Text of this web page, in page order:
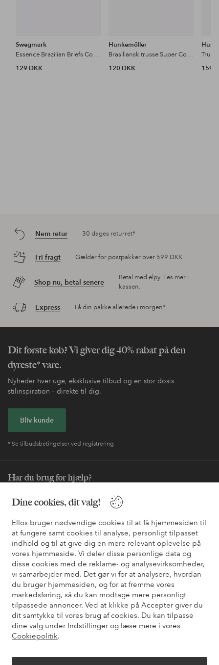
Dine cookies, dit valg!
Ellos bruger nødvendige cookies til at få hjemmesiden til
at fungere samt cookies til analyse, personligt tilpasset
indhold og til at give dig en mere relevant oplevelse på
vores hjemmeside. Vi deler disse personlige data og
disse cookies med de reklame- og analysevirksomheder,
vi samarbejder med. Det gør vi for at analysere, hvordan
du bruger hjemmesiden, og for at fremme vores
markedsføring, så du kan modtage mere personligt
tilpassede annoncer. Ved at klikke på Accepter giver du
dit samtykke til vores brug af cookies. Du kan tilpasse
dine valg under Indstillinger og læse mere i vores
Cookiepolitik.
Swegmark
Essence Brazilian Briefs Cool & Dry
129 DKK
Hunkemöller
Brasiliansk trusse Super Comfort Braz
120 DKK
159
Nem retur 30 dages returret*
Fri fragt Gælder for postpakker over 599 DKK
Shop nu, betal senere
Betal med elpy. Les mer i
kassen.
Express Få din pakke allerede i morgen*
Dit første køb? Vi giver dig 40% rabat på den
dyreste* vare.
Nyheder hver uge, eksklusive tilbud og en stor dosis
stilinspiration – direkte til dig.
Bliv kunde
* Se tilbudsbetingelser ved registrering
Har du brug for hjælp?
Du kan finde svar på de oftest stillede spørgsmål i vores FAQ.
Du kan også finde oplysninger om, hvordan du kontakter os.
Kundeservice Bestilling Betalingsmåde
Mine sider
Om Ellos
Vores tjenester